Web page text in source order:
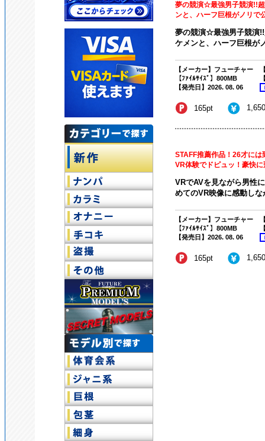
夢の競演☆最強男子競演!!
ンと、ハーフ巨根がノリで
夢の競演☆最強男子競演
ケメンと、ハーフ巨根が
【メーカー】フューチャー
【ﾌｧｲﾙｻｲｽﾞ】800MB
【発売日】2026. 08. 06
165pt
STAFF推薦作品！26才に
VR体験でドピュッ！豪快に
VRでAVを見ながら男性
めてのVR映像に感動し
【メーカー】フューチャー
【ﾌｧｲﾙｻｲｽﾞ】800MB
【発売日】2026. 08. 06
165pt